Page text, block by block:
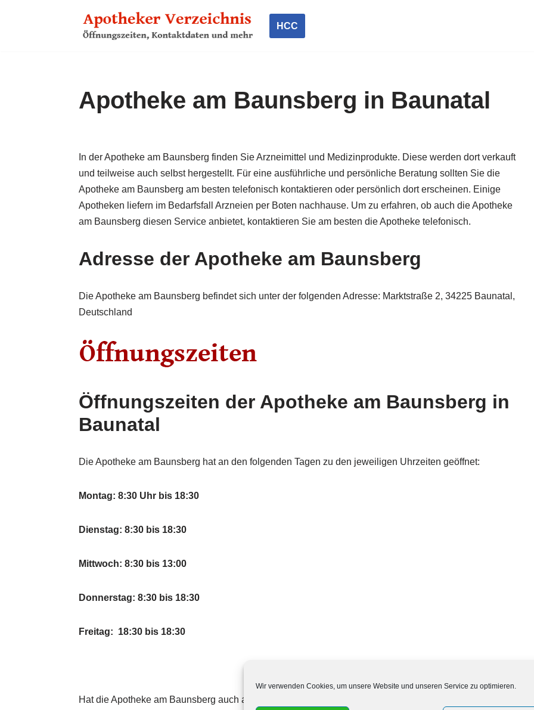
Wir verwenden Cookies, um unsere Website und unseren Service zu optimieren.
HCC
Apotheke am Baunsberg in Baunatal
In der Apotheke am Baunsberg finden Sie Arzneimittel und Medizinprodukte. Diese werden dort verkauft
und teilweise auch selbst hergestellt. Für eine ausführliche und persönliche Beratung sollten Sie die
Apotheke am Baunsberg am besten telefonisch kontaktieren oder persönlich dort erscheinen. Einige
Apotheken liefern im Bedarfs­fall Arzneien per Boten nachhause. Um zu erfahren, ob auch die Apotheke
am Baunsberg diesen Service anbietet, kontaktieren Sie am besten die Apotheke telefonisch.
Adresse der Apotheke am Baunsberg
Die Apotheke am Baunsberg befindet sich unter der folgenden Adresse: Marktstraße 2, 34225 Baunatal,
Deutschland
Öffnungszeiten der Apotheke am Baunsberg in
Baunatal
Die Apotheke am Baunsberg hat an den folgenden Tagen zu den jeweiligen Uhrzeiten geöffnet:
Montag: 8:30 Uhr bis 18:30
Dienstag: 8:30 bis 18:30
Mittwoch: 8:30 bis 13:00
Donnerstag: 8:30 bis 18:30
Freitag: 18:30 bis 18:30
Hat die Apotheke am Baunsberg auch am Wochenende geöffnet? Die Apotheke am Baunsberg hat